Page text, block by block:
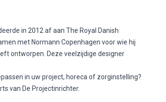
in 2012 af aan The Royal Danish
met Normann Copenhagen voor wie hij
ontworpen. Deze veelzijdige designer
in uw project, horeca of zorginstelling?
van De Projectinrichter.